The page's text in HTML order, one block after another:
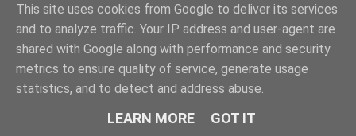
ΦΟΥΝΤΑΣ
This site uses cookies from Google to deliver its services
and to analyze traffic. Your IP address and user-agent are
shared with Google along with performance and security
metrics to ensure quality of service, generate usage
statistics, and to detect and address abuse.
LEARN MORE GOT IT